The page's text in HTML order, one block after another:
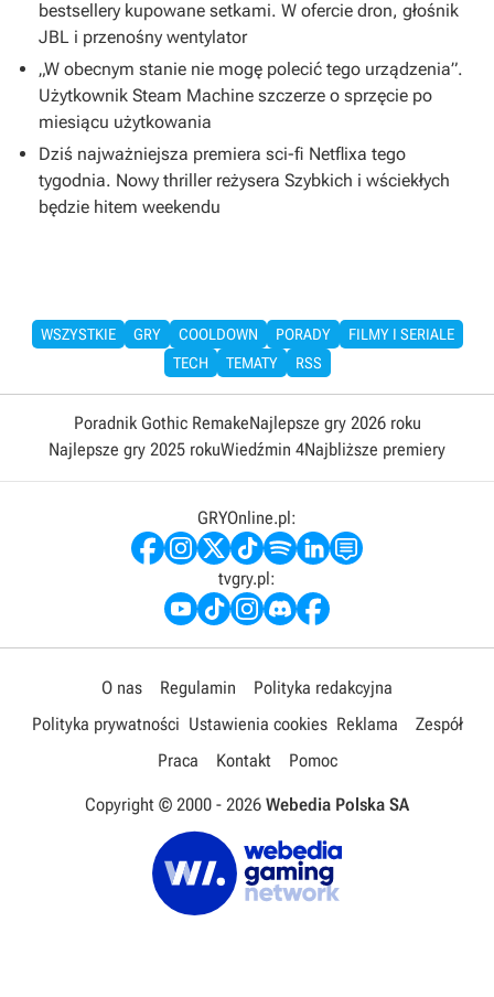
bestsellery kupowane setkami. W ofercie dron, głośnik
JBL i przenośny wentylator
„W obecnym stanie nie mogę polecić tego urządzenia”.
Użytkownik Steam Machine szczerze o sprzęcie po
miesiącu użytkowania
Dziś najważniejsza premiera sci-fi Netflixa tego
tygodnia. Nowy thriller reżysera Szybkich i wściekłych
będzie hitem weekendu
WSZYSTKIE GRY COOLDOWN PORADY
FILMY I SERIALE
TECH
TEMATY RSS
Poradnik Gothic RemakeNajlepsze gry 2026 roku
Najlepsze gry 2025 rokuWiedźmin 4Najbliższe premiery
GRYOnline.pl:
tvgry.pl:
O nas Regulamin
Polityka redakcyjna
Polityka prywatności Ustawienia cookies Reklama
Zespół
Praca
Kontakt Pomoc
Copyright © 2000 - 2026 Webedia Polska SA